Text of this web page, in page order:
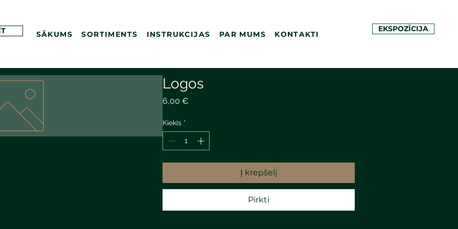
SĀKUMS SORTIMENTS INSTRUKCIJAS PAR MUMS KONTAKTI
EKSPOZĪCIJA
Logos
6,00 €
Kiekis *
Į krepšelį
Pirkti